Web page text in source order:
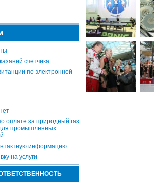
счетчика
по электронной
оплате за природный газ
промышленных
информацию
на услуги